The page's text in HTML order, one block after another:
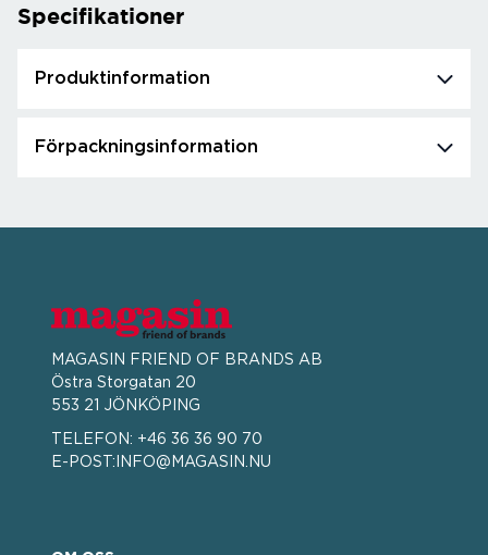
Specifikationer
Produktinformation
Förpackningsinformation
MAGASIN FRIEND OF BRANDS AB
Östra Storgatan 20
553 21 JÖNKÖPING
TELEFON: +46 36 36 90 70
E-POST: INFO@MAGASIN.NU